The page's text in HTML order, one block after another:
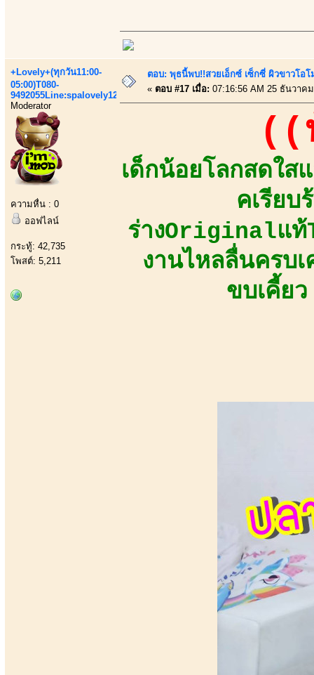
+Lovely+(ทุกวัน11:00-
05:00)T080-
9492055Line:spalovely123
Moderator
ความหื่น : 0
ออฟไลน์
กระทู้: 42,735
โพสต์: 5,211
ตอบ: พุธนี้พบ!!สวยเอ็กซ์ เซ็กซี่ ผิวขาวโอ
« ตอบ #17 เมื่อ: 07:16:56 AM 25 ธันวาค
((
เด็กน้อยโลกสดใ
คเรียบ
ร่างOriginalแท้
งานไหลลื่นครบ
ขบเคี้ย